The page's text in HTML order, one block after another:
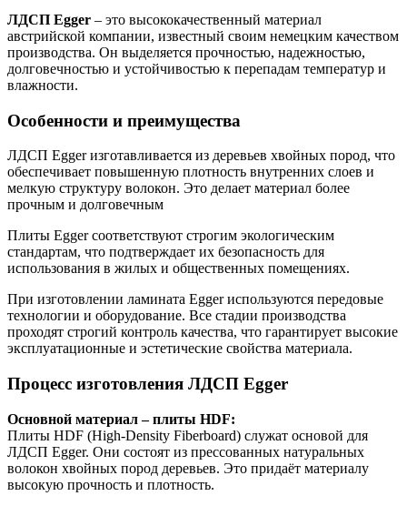
ЛДСП Egger – это высококачественный материал
австрийской компании, известный своим немецким качеством
производства. Он выделяется прочностью, надежностью,
долговечностью и устойчивостью к перепадам температур и
влажности.
Особенности и преимущества
ЛДСП Egger изготавливается из деревьев хвойных пород, что
обеспечивает повышенную плотность внутренних слоев и
мелкую структуру волокон. Это делает материал более
прочным и долговечным
Плиты Egger соответствуют строгим экологическим
стандартам, что подтверждает их безопасность для
использования в жилых и общественных помещениях.
При изготовлении ламината Egger используются передовые
технологии и оборудование. Все стадии производства
проходят строгий контроль качества, что гарантирует высокие
эксплуатационные и эстетические свойства материала.
Процесс изготовления ЛДСП Egger
Основной материал – плиты HDF:
Плиты HDF (High-Density Fiberboard) служат основой для
ЛДСП Egger. Они состоят из прессованных натуральных
волокон хвойных пород деревьев. Это придаёт материалу
высокую прочность и плотность.